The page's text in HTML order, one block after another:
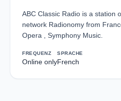
ABC Classic Radio is a station
network Radionomy from
Opera , Symphony Music.
FREQUENZ
Online only
SPRACHE
French